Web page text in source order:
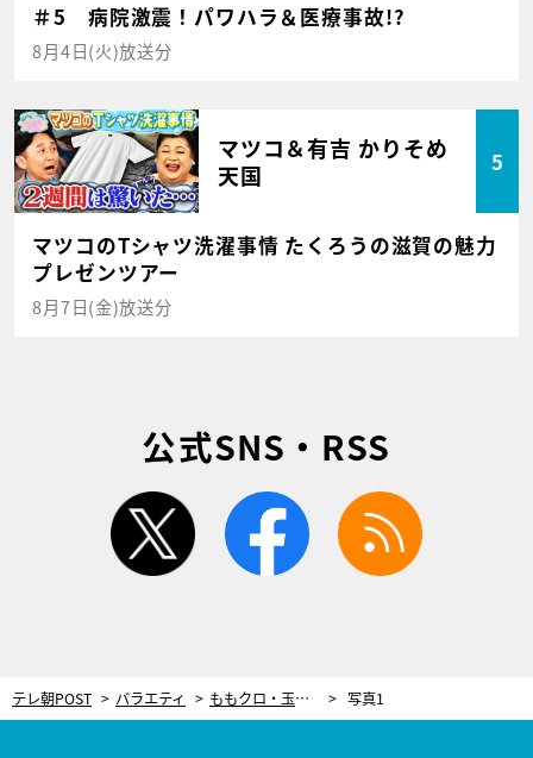
＃5 病院激震！パワハラ＆医療事故!?
8月4日(火)放送分
マツコ＆有吉 かりそめ
天国
5
マツコのTシャツ洗濯事情 たくろうの滋賀の魅力
プレゼンツアー
8月7日(金)放送分
公式SNS・RSS
twitter facebook
テレ朝POST バラエティ ももクロ・玉井詩織、マグロをさばく！プロも唸る包丁さばきを披露 写真1